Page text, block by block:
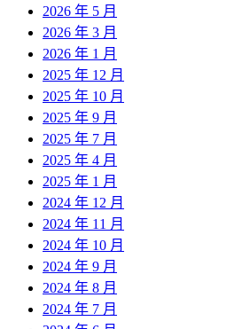
2026 年 5 月
2026 年 3 月
2026 年 1 月
2025 年 12 月
2025 年 10 月
2025 年 9 月
2025 年 7 月
2025 年 4 月
2025 年 1 月
2024 年 12 月
2024 年 11 月
2024 年 10 月
2024 年 9 月
2024 年 8 月
2024 年 7 月